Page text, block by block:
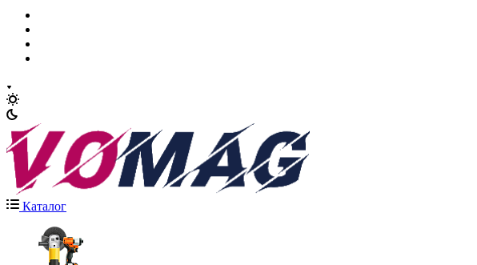
Каталог